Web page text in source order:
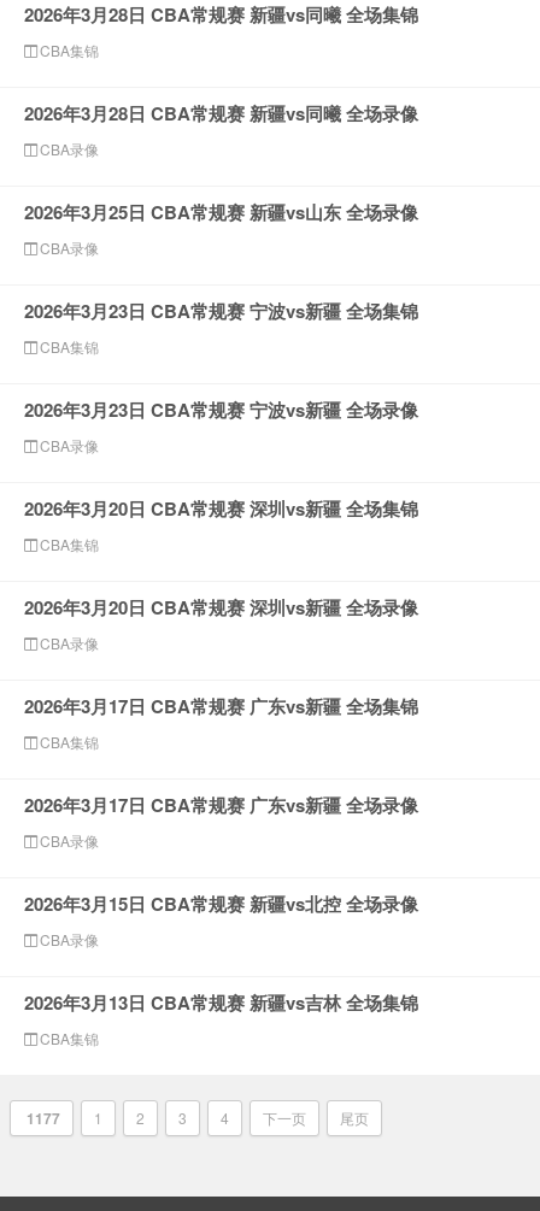
2026年3月28日 CBA常规赛 新疆vs同曦 全场集锦
CBA集锦
2026年3月28日 CBA常规赛 新疆vs同曦 全场录像
CBA录像
2026年3月25日 CBA常规赛 新疆vs山东 全场录像
CBA录像
2026年3月23日 CBA常规赛 宁波vs新疆 全场集锦
CBA集锦
2026年3月23日 CBA常规赛 宁波vs新疆 全场录像
CBA录像
2026年3月20日 CBA常规赛 深圳vs新疆 全场集锦
CBA集锦
2026年3月20日 CBA常规赛 深圳vs新疆 全场录像
CBA录像
2026年3月17日 CBA常规赛 广东vs新疆 全场集锦
CBA集锦
2026年3月17日 CBA常规赛 广东vs新疆 全场录像
CBA录像
2026年3月15日 CBA常规赛 新疆vs北控 全场录像
CBA录像
2026年3月13日 CBA常规赛 新疆vs吉林 全场集锦
CBA集锦
1177 1 2 3 4 下一页 尾页